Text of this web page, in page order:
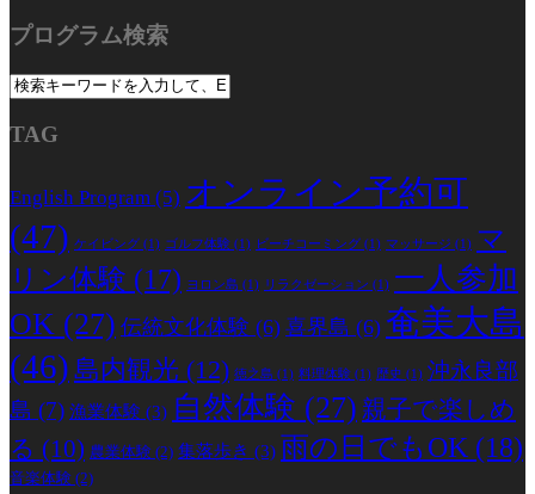
プログラム検索
TAG
English Program (5) オンライン予約可
(47) ケイビング (1) ゴルフ体験 (1) ビーチコーミング (1) マッサージ (1) マ
リン体験 (17) ヨロン島 (1) リラクゼーション (1) 一人参加
OK (27) 伝統文化体験 (6) 喜界島 (6) 奄美大島
(46) 島内観光 (12) 徳之島 (1) 料理体験 (1) 歴史 (1) 沖永良部
島 (7) 漁業体験 (3) 自然体験 (27) 親子で楽しめ
る (10) 農業体験 (2) 集落歩き (3) 雨の日でもOK (18)
音楽体験 (2)